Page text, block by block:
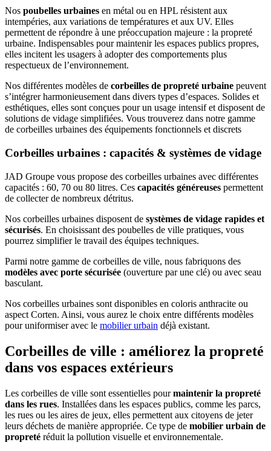
Nos poubelles urbaines en métal ou en HPL résistent aux
intempéries, aux variations de températures et aux UV. Elles
permettent de répondre à une préoccupation majeure : la propreté
urbaine. Indispensables pour maintenir les espaces publics propres,
elles incitent les usagers à adopter des comportements plus
respectueux de l’environnement.
Nos différentes modèles de corbeilles de propreté urbaine peuvent
s’intégrer harmonieusement dans divers types d’espaces. Solides et
esthétiques, elles sont conçues pour un usage intensif et disposent de
solutions de vidage simplifiées. Vous trouverez dans notre gamme
de corbeilles urbaines des équipements fonctionnels et discrets
Corbeilles urbaines : capacités & systèmes de vidage
JAD Groupe vous propose des corbeilles urbaines avec différentes
capacités : 60, 70 ou 80 litres. Ces capacités généreuses permettent
de collecter de nombreux détritus.
Nos corbeilles urbaines disposent de systèmes de vidage rapides et
sécurisés. En choisissant des poubelles de ville pratiques, vous
pourrez simplifier le travail des équipes techniques.
Parmi notre gamme de corbeilles de ville, nous fabriquons des
modèles avec porte sécurisée (ouverture par une clé) ou avec seau
basculant.
Nos corbeilles urbaines sont disponibles en coloris anthracite ou
aspect Corten. Ainsi, vous aurez le choix entre différents modèles
pour uniformiser avec le mobilier urbain déjà existant.
Corbeilles de ville : améliorez la propreté
dans vos espaces extérieurs
Les corbeilles de ville sont essentielles pourmaintenir la propreté
dans les rues. Installées dans les espaces publics, comme les parcs,
les rues ou les aires de jeux, elles permettent aux citoyens de jeter
leurs déchets de manière appropriée. Ce type de mobilier urbain de
propreté réduit la pollution visuelle et environnementale.